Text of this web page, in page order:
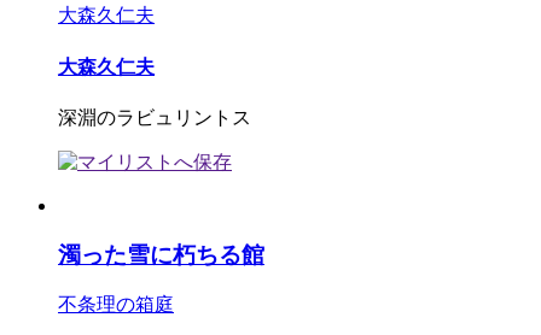
大森久仁夫
大森久仁夫
深淵のラビュリントス
濁った雪に朽ちる館
不条理の箱庭